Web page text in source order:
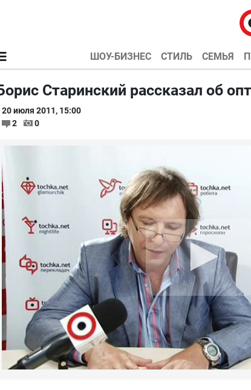
ШОУ-БИЗНЕС СТИЛЬ СЕМЬЯ
Старинский рассказал об
20 июля 2011, 15:00
2
0